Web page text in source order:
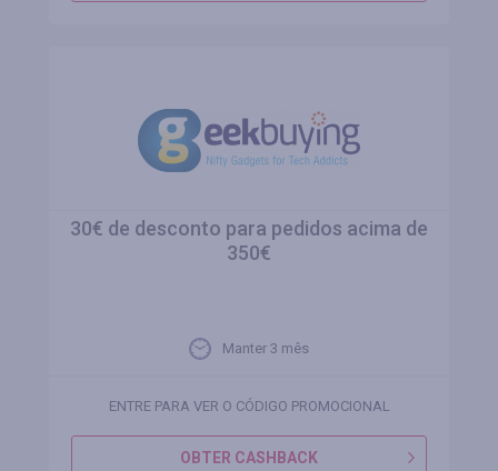
30€ de desconto para pedidos acima de
350€
Manter 3 mês
ENTRE PARA VER O CÓDIGO PROMOCIONAL
OBTER CASHBACK